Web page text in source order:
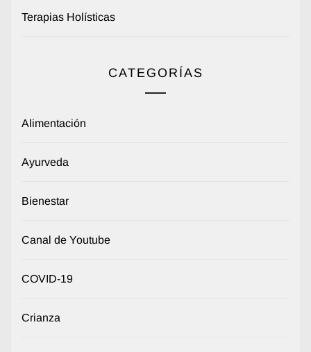
Terapias Holísticas
CATEGORÍAS
Alimentación
Ayurveda
Bienestar
Canal de Youtube
COVID-19
Crianza